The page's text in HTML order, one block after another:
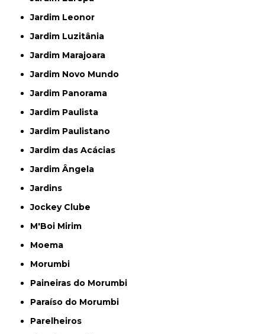
Jardim Leonor
Jardim Luzitânia
Jardim Marajoara
Jardim Novo Mundo
Jardim Panorama
Jardim Paulista
Jardim Paulistano
Jardim das Acácias
Jardim Ângela
Jardins
Jockey Clube
M'Boi Mirim
Moema
Morumbi
Paineiras do Morumbi
Paraíso do Morumbi
Parelheiros